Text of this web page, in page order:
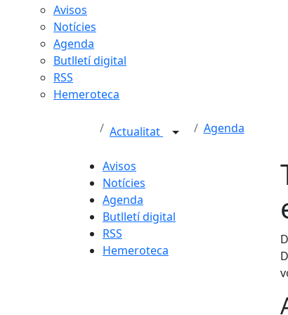
Avisos
Notícies
Agenda
Butlletí digital
RSS
Hemeroteca
Actualitat Agenda
Avisos
Notícies
Agenda
Butlletí digital
RSS
Hemeroteca